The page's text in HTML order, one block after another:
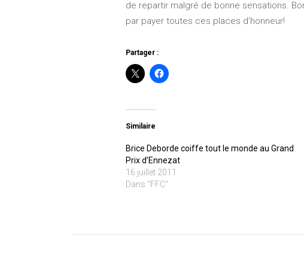
de repartir malgré de bonne sensations.
par payer toutes ces places d’honneur!
Partager :
Similaire
Brice Deborde coiffe tout le monde au Grand
Prix d’Ennezat
16 juillet 2011
Dans "FFC"